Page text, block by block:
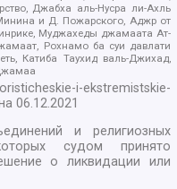
Джабха аль-Нусра ли-Ахль
и Д. Пожарского, Аджр от
Муджахеды джамаата Ат-
Рохнамо ба суи давлати
Катиба Таухид валь-Джихад,
i-ekstremistskie-
06.12.2021
и религиозных
судом принято
о ликвидации или